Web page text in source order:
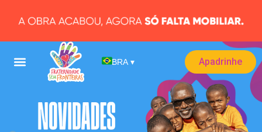
BRA ▾ Apadrinhe